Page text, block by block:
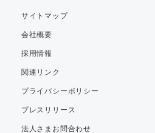
サイトマップ
会社概要
採用情報
関連リンク
プライバシーポリシー
プレスリリース
法人さまお問合わせ